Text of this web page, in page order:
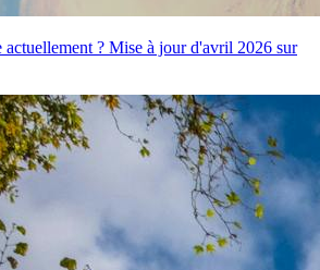
actuellement ? Mise à jour d'avril 2026 sur